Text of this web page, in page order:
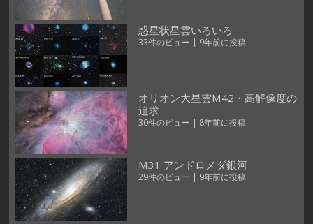
惑星状星雲いろいろ
33件のビュー | 9年前に投稿
オリオン大星雲M42・高解像度の
追求
30件のビュー | 8年前に投稿
M31 アンドロメダ銀河
29件のビュー | 9年前に投稿